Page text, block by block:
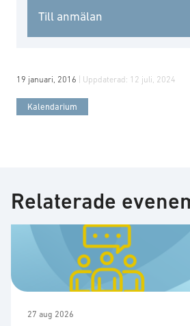
Till anmälan
19 januari, 2016 | Uppdaterad: 12 juli, 2024
Kalendarium
Relaterade
27 aug 2026